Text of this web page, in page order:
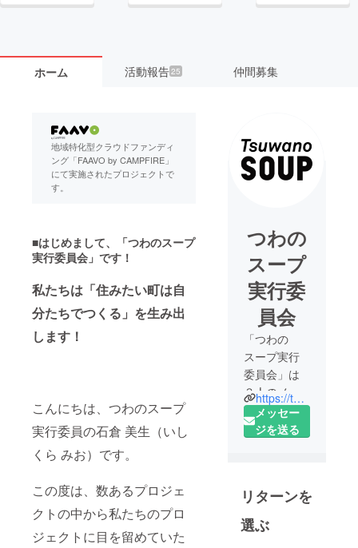
ホーム 活動報告25 仲間募集
地域特化型クラウドファンディ
ング「FAAVO by CAMPFIRE」
にて実施されたプロジェクトで
す。
■はじめまして、「つわのスープ
実行委員会」です！
私たちは「住みたい町は自
分たちでつくる」を生み出
します！
こんにちは、つわのスープ
実行委員の石倉 美生（いし
くら みお）です。
この度は、数あるプロジェ
クトの中から私たちのプロ
ジェクトに目を留めていた
つわの
スープ
実行委
員会
「つわの
スープ実行
委員会」は
３人のメン
バーからは
じまりまし
ばらです
が、「津和
野町を挑戦
https://twitter.com/tsuwanosoup
メッセー
ジを送る
リターンを
選ぶ